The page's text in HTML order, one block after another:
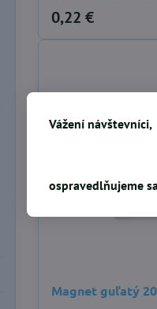
0,22 €
Magnet guľatý
Vážení návštevníci,
ospravedlňujeme